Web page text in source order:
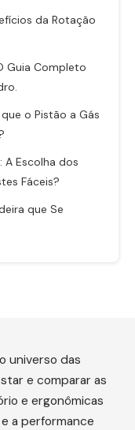
da Rotação
Guia Completo
o Pistão a Gás
A Escolha dos
Fáceis?
que Se
universo das
e comparar as
e ergonômicas
a performance